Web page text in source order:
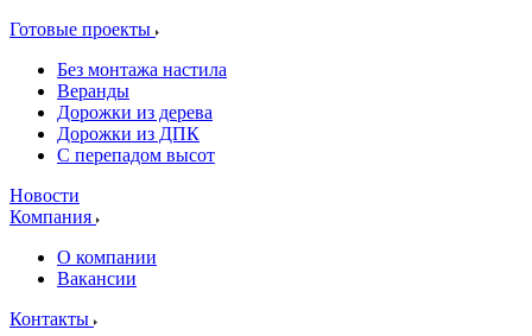
Готовые проекты
Без монтажа настила
Веранды
Дорожки из дерева
Дорожки из ДПК
С перепадом высот
Новости
Компания
О компании
Вакансии
Контакты